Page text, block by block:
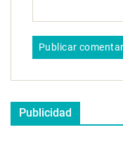
Publicidad